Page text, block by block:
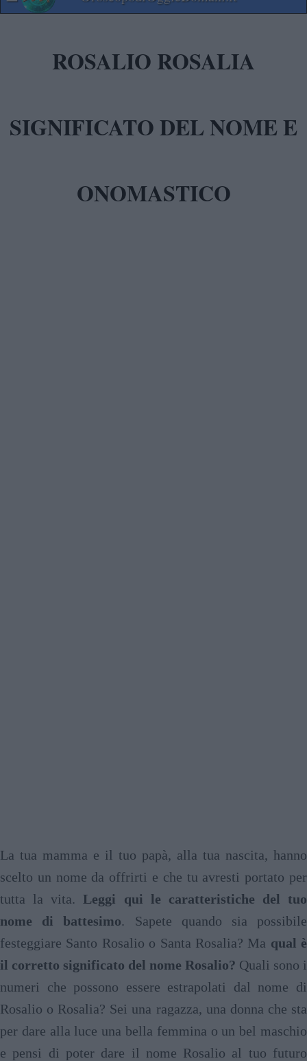
ROSALIO ROSALIA
SIGNIFICATO DEL NOME E
ONOMASTICO
La tua mamma e il tuo papà, alla tua nascita, hanno
scelto un nome da offrirti e che tu avresti portato per
tutta la vita.Leggi qui le caratteristiche del tuo
nome di battesimo. Sapete quando sia possibile
festeggiare Santo Rosalio o Santa Rosalia? Ma qual è
il corretto significato del nome Rosalio? Quali sono i
numeri che possono essere estrapolati dal nome di
Rosalio o Rosalia? Sei una ragazza, una donna che sta
per dare alla luce una bella femmina o un bel maschio
e pensi di poter dare il nome Rosalio al tuo futuro